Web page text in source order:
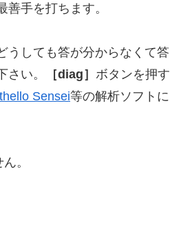
手を打ちます。
うしても答が分からなくて答
い。
［diag］ ボタンを押す
Sensei等の解析ソフトに
。